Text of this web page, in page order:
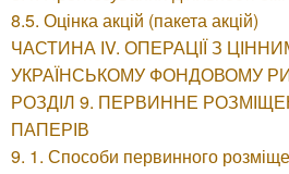
8.5. Оцінка акцій (пакета акцій)
ЧАСТИНА ІV. ОПЕРАЦІЇ З
УКРАЇНСЬКОМУ ФОНДОВОМУ
РОЗДІЛ 9. ПЕРВИННЕ
ПАПЕРІВ
9. 1. Способи первинного